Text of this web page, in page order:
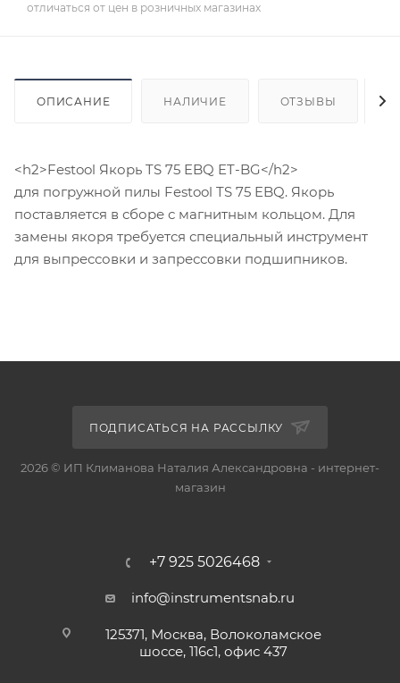
отличаться от цен в розничных магазинах
ОПИСАНИЕ НАЛИЧИЕ ОТЗЫВЫ
<h2>Festool Якорь TS 75 EBQ ET-BG</h2>
для погружной пилы Festool TS 75 EBQ. Якорь
поставляется в сборе с магнитным кольцом. Для
замены якоря требуется специальный инструмент
для выпрессовки и запрессовки подшипников.
ПОДПИСАТЬСЯ НА РАССЫЛКУ
2026 © ИП Климанова Наталия Александровна - интернет-
магазин
+7 925 5026468
info@instrumentsnab.ru
125371, Москва, Волоколамское
шоссе, 116с1, офис 437